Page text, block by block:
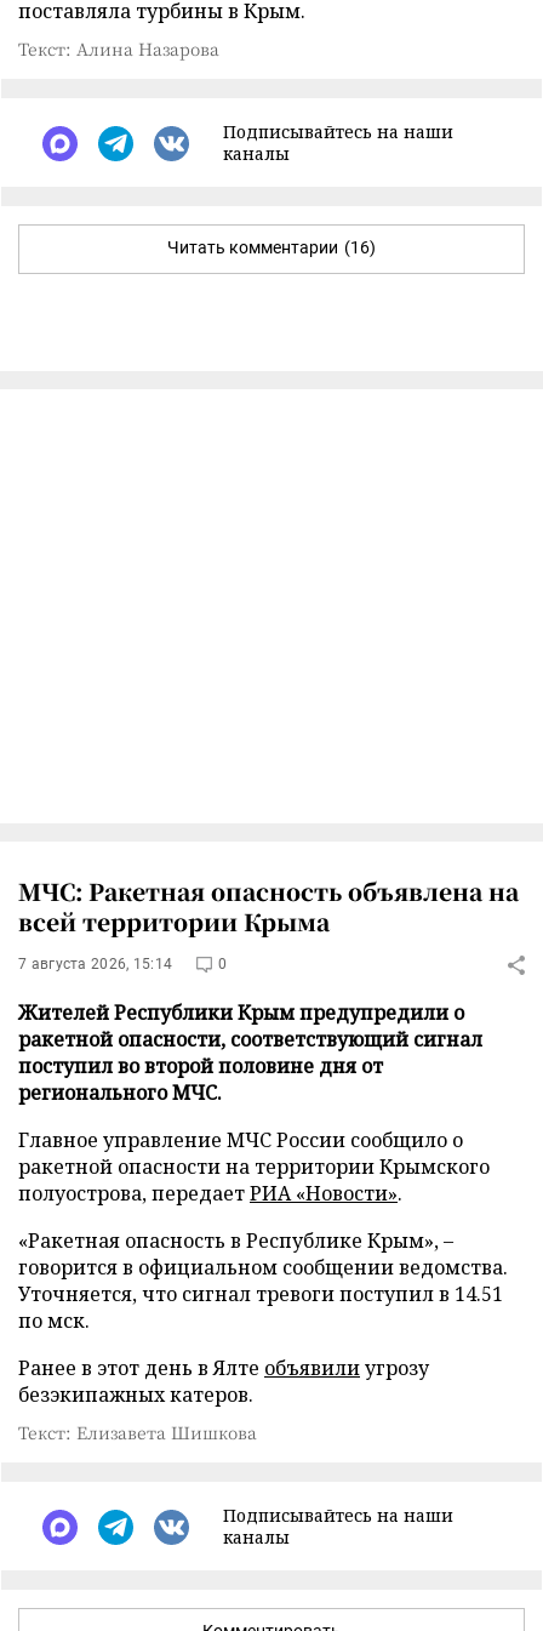
поставляла турбины в Крым.
Текст: Алина Назарова
Подписывайтесь на наши
каналы
Читать комментарии (16)
МЧС: Ракетная опасность объявлена на
всей территории Крыма
7 августа 2026, 15:14 0
Жителей Республики Крым предупредили о
ракетной опасности, соответствующий сигнал
поступил во второй половине дня от
регионального МЧС.
Главное управление МЧС России сообщило о
ракетной опасности на территории Крымского
полуострова, передаетРИА «Новости».
«Ракетная опасность в Республике Крым», –
говорится в официальном сообщении ведомства.
Уточняется, что сигнал тревоги поступил в 14.51
по мск.
Ранее в этот день в Ялте объявилиугрозу
безэкипажных катеров.
Текст: Елизавета Шишкова
Подписывайтесь на наши
каналы